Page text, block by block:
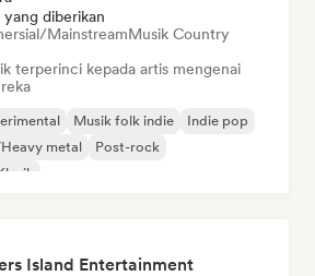
diberikan
MainstreamMusik Country
terperinci kepada artis mengenai
Musik folk indie
Indie pop
metal
Post-rock
Island Entertainment